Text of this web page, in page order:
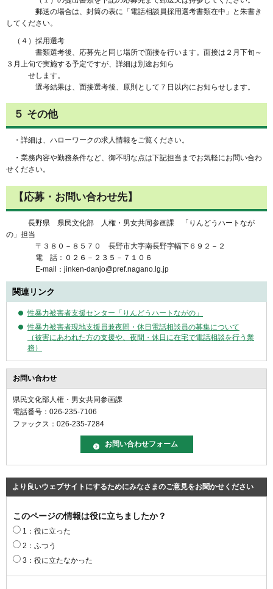
郵送の場合は、封筒の表に「電話相談員採用選考書類在中」と朱書き
してください。
（４）採用選考
書類選考後、応募先と同じ場所で面接を行います。面接は２月下旬～
３月上旬で実施する予定ですが、詳細は別途お知ら
せします。
選考結果は、面接選考後、原則として７日以内にお知らせします。
５ その他
・詳細は、ハローワークの求人情報をご覧ください。
・業務内容や勤務条件など、御不明な点は下記担当までお気軽にお問い合わ
せください。
【応募・お問い合わせ先】
長野県 県民文化部 人権・男女共同参画課 「りんどうハートなが
の」担当
〒３８０－８５７０ 長野市大字南長野字幅下６９２－２
電 話：０２６－２３５－７１０６
E-mail：jinken-danjo@pref.nagano.lg.jp
関連リンク
性暴力被害者支援センター「りんどうハートながの」
性暴力被害者現地支援員兼夜間・休日電話相談員の募集について
（被害にあわれた方の支援や、夜間・休日に在宅で電話相談を行う業
務）
お問い合わせ
県民文化部人権・男女共同参画課
電話番号：026-235-7106
ファックス：026-235-7284
より良いウェブサイトにするためにみなさまのご意見をお聞かせください
このページの情報は役に立ちましたか？
1：役に立った
2：ふつう
3：役に立たなかった